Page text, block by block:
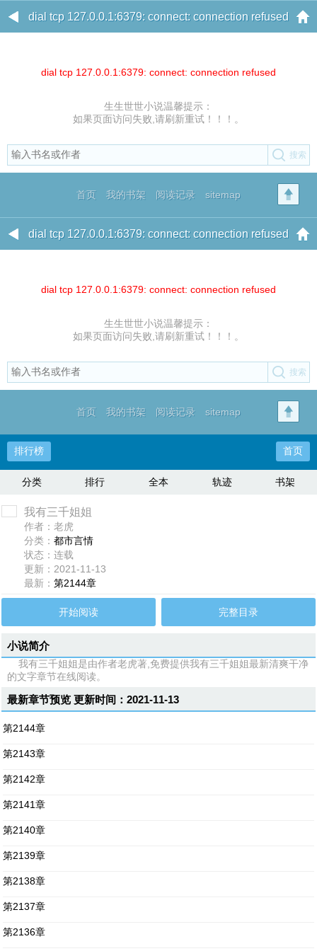
dial tcp 127.0.0.1:6379: connect: connection refused
dial tcp 127.0.0.1:6379: connect: connection refused
生生世世小说温馨提示：
如果页面访问失败,请刷新重试！！！。
首页 我的书架 阅读记录 sitemap
dial tcp 127.0.0.1:6379: connect: connection refused
dial tcp 127.0.0.1:6379: connect: connection refused
生生世世小说温馨提示：
如果页面访问失败,请刷新重试！！！。
首页 我的书架 阅读记录 sitemap
排行榜 首页
分类 排行 全本 轨迹 书架
我有三千姐姐
作者：老虎
分类：都市言情
状态：连载
更新：2021-11-13
最新：第2144章
开始阅读 完整目录
小说简介
我有三千姐姐是由作者老虎著,免费提供我有三千姐姐最新清爽干净
的文字章节在线阅读。
最新章节预览 更新时间：2021-11-13
第2144章
第2143章
第2142章
第2141章
第2140章
第2139章
第2138章
第2137章
第2136章